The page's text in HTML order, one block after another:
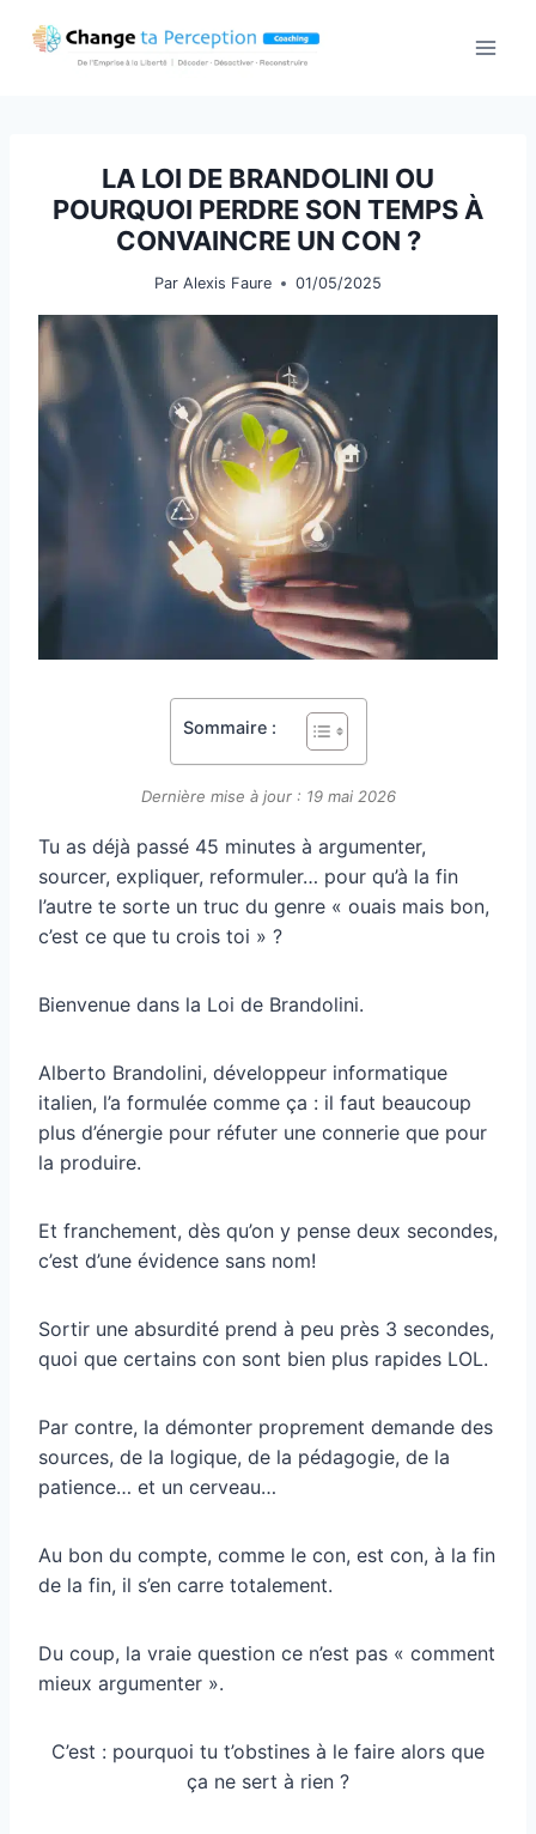
LA LOI DE BRANDOLINI OU
POURQUOI PERDRE SON TEMPS À
CONVAINCRE UN CON ?
Par Alexis Faure 01/05/2025
Sommaire :
Dernière mise à jour : 19 mai 2026
Tu as déjà passé 45 minutes à argumenter,
sourcer, expliquer, reformuler… pour qu’à la fin
l’autre te sorte un truc du genre « ouais mais bon,
c’est ce que tu crois toi » ?
Bienvenue dans la Loi de Brandolini.
Alberto Brandolini, développeur informatique
italien, l’a formulée comme ça : il faut beaucoup
plus d’énergie pour réfuter une connerie que pour
la produire.
Et franchement, dès qu’on y pense deux secondes,
c’est d’une évidence sans nom!
Sortir une absurdité prend à peu près 3 secondes,
quoi que certains con sont bien plus rapides LOL.
Par contre, la démonter proprement demande des
sources, de la logique, de la pédagogie, de la
patience… et un cerveau…
Au bon du compte, comme le con, est con, à la fin
de la fin, il s’en carre totalement.
Du coup, la vraie question ce n’est pas « comment
mieux argumenter ».
C’est : pourquoi tu t’obstines à le faire alors que
ça ne sert à rien ?